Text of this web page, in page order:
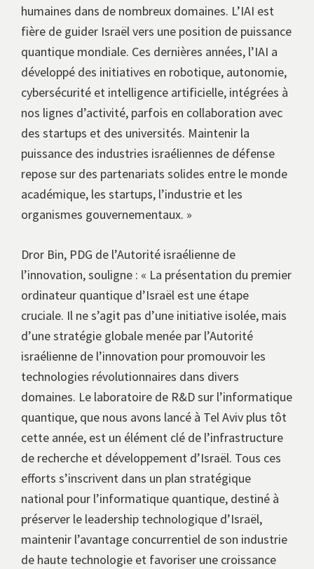
humaines dans de nombreux domaines. L’IAI est
fière de guider Israël vers une position de puissance
quantique mondiale. Ces dernières années, l’IAI a
développé des initiatives en robotique, autonomie,
cybersécurité et intelligence artificielle, intégrées à
nos lignes d’activité, parfois en collaboration avec
des startups et des universités. Maintenir la
puissance des industries israéliennes de défense
repose sur des partenariats solides entre le monde
académique, les startups, l’industrie et les
organismes gouvernementaux. »
Dror Bin, PDG de l’Autorité israélienne de
l’innovation, souligne : « La présentation du premier
ordinateur quantique d’Israël est une étape
cruciale. Il ne s’agit pas d’une initiative isolée, mais
d’une stratégie globale menée par l’Autorité
israélienne de l’innovation pour promouvoir les
technologies révolutionnaires dans divers
domaines. Le laboratoire de R&D sur l’informatique
quantique, que nous avons lancé à Tel Aviv plus tôt
cette année, est un élément clé de l’infrastructure
de recherche et développement d’Israël. Tous ces
efforts s’inscrivent dans un plan stratégique
national pour l’informatique quantique, destiné à
préserver le leadership technologique d’Israël,
maintenir l’avantage concurrentiel de son industrie
de haute technologie et favoriser une croissance